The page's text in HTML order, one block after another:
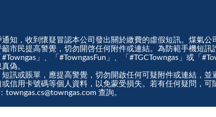
知，收到懷疑冒認本公司發出關於繳費的虛假短訊。煤氣公
市民提高警覺，切勿開啓任何附件或連結。為防範手機短訊
」、「#TowngasFun」、「#TGCTowngas」或「
偽。
訊或賬單，應提高警覺，切勿開啟任何可疑附件或連結，並
信用卡號碼等個人資料，以免蒙受損失。若有任何疑問，可
查詢。